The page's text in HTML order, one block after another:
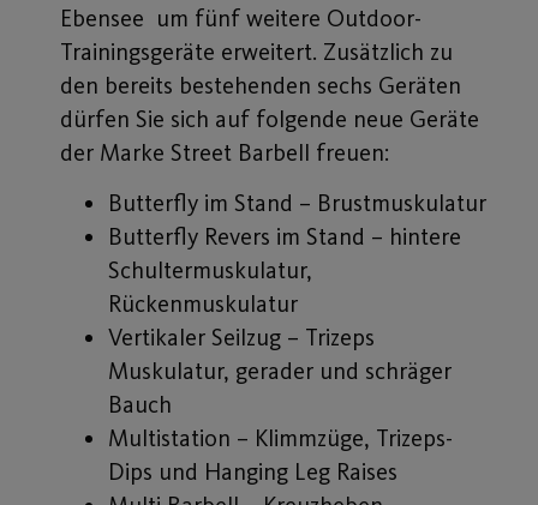
Ebensee um fünf weitere Outdoor-
Trainingsgeräte erweitert. Zusätzlich zu
den bereits bestehenden sechs Geräten
dürfen Sie sich auf folgende neue Geräte
der Marke Street Barbell freuen:
Butterfly im Stand – Brustmuskulatur
Butterfly Revers im Stand – hintere
Schultermuskulatur,
Rückenmuskulatur
Vertikaler Seilzug – Trizeps
Muskulatur, gerader und schräger
Bauch
Multistation – Klimmzüge, Trizeps-
Dips und Hanging Leg Raises